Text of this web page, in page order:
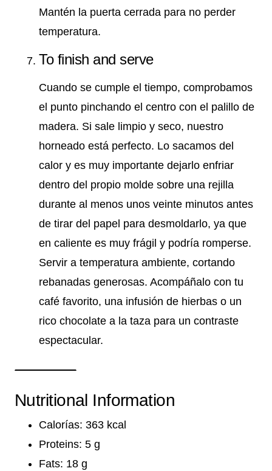
Mantén la puerta cerrada para no perder
temperatura.
To finish and serve
Cuando se cumple el tiempo, comprobamos
el punto pinchando el centro con el palillo de
madera. Si sale limpio y seco, nuestro
horneado está perfecto. Lo sacamos del
calor y es muy importante dejarlo enfriar
dentro del propio molde sobre una rejilla
durante al menos unos veinte minutos antes
de tirar del papel para desmoldarlo, ya que
en caliente es muy frágil y podría romperse.
Servir a temperatura ambiente, cortando
rebanadas generosas. Acompáñalo con tu
café favorito, una infusión de hierbas o un
rico chocolate a la taza para un contraste
espectacular.
Nutritional Information
Calorías: 363 kcal
Proteins: 5 g
Fats: 18 g